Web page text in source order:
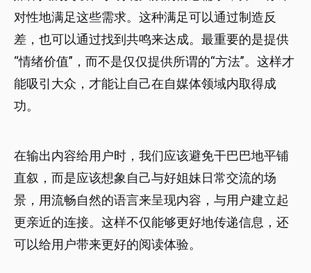
对性地满足这些需求。这种满足可以通过制造反
差，也可以通过找到共鸣来达成。最重要的是提供
“情绪价值”，而不是仅仅提供所谓的“方法”。这样才
能吸引大众，才能让自己在自媒体领域内取得成
功。
在输出内容给用户时，我们应该避免干巴巴地平铺
直叙，而是应该想象自己与好姐妹日常交流的场
景，用流畅自然的语言来呈现内容，与用户建立起
更亲近的连接。这样不仅能够更好地传递信息，还
可以给用户带来更好的阅读体验。